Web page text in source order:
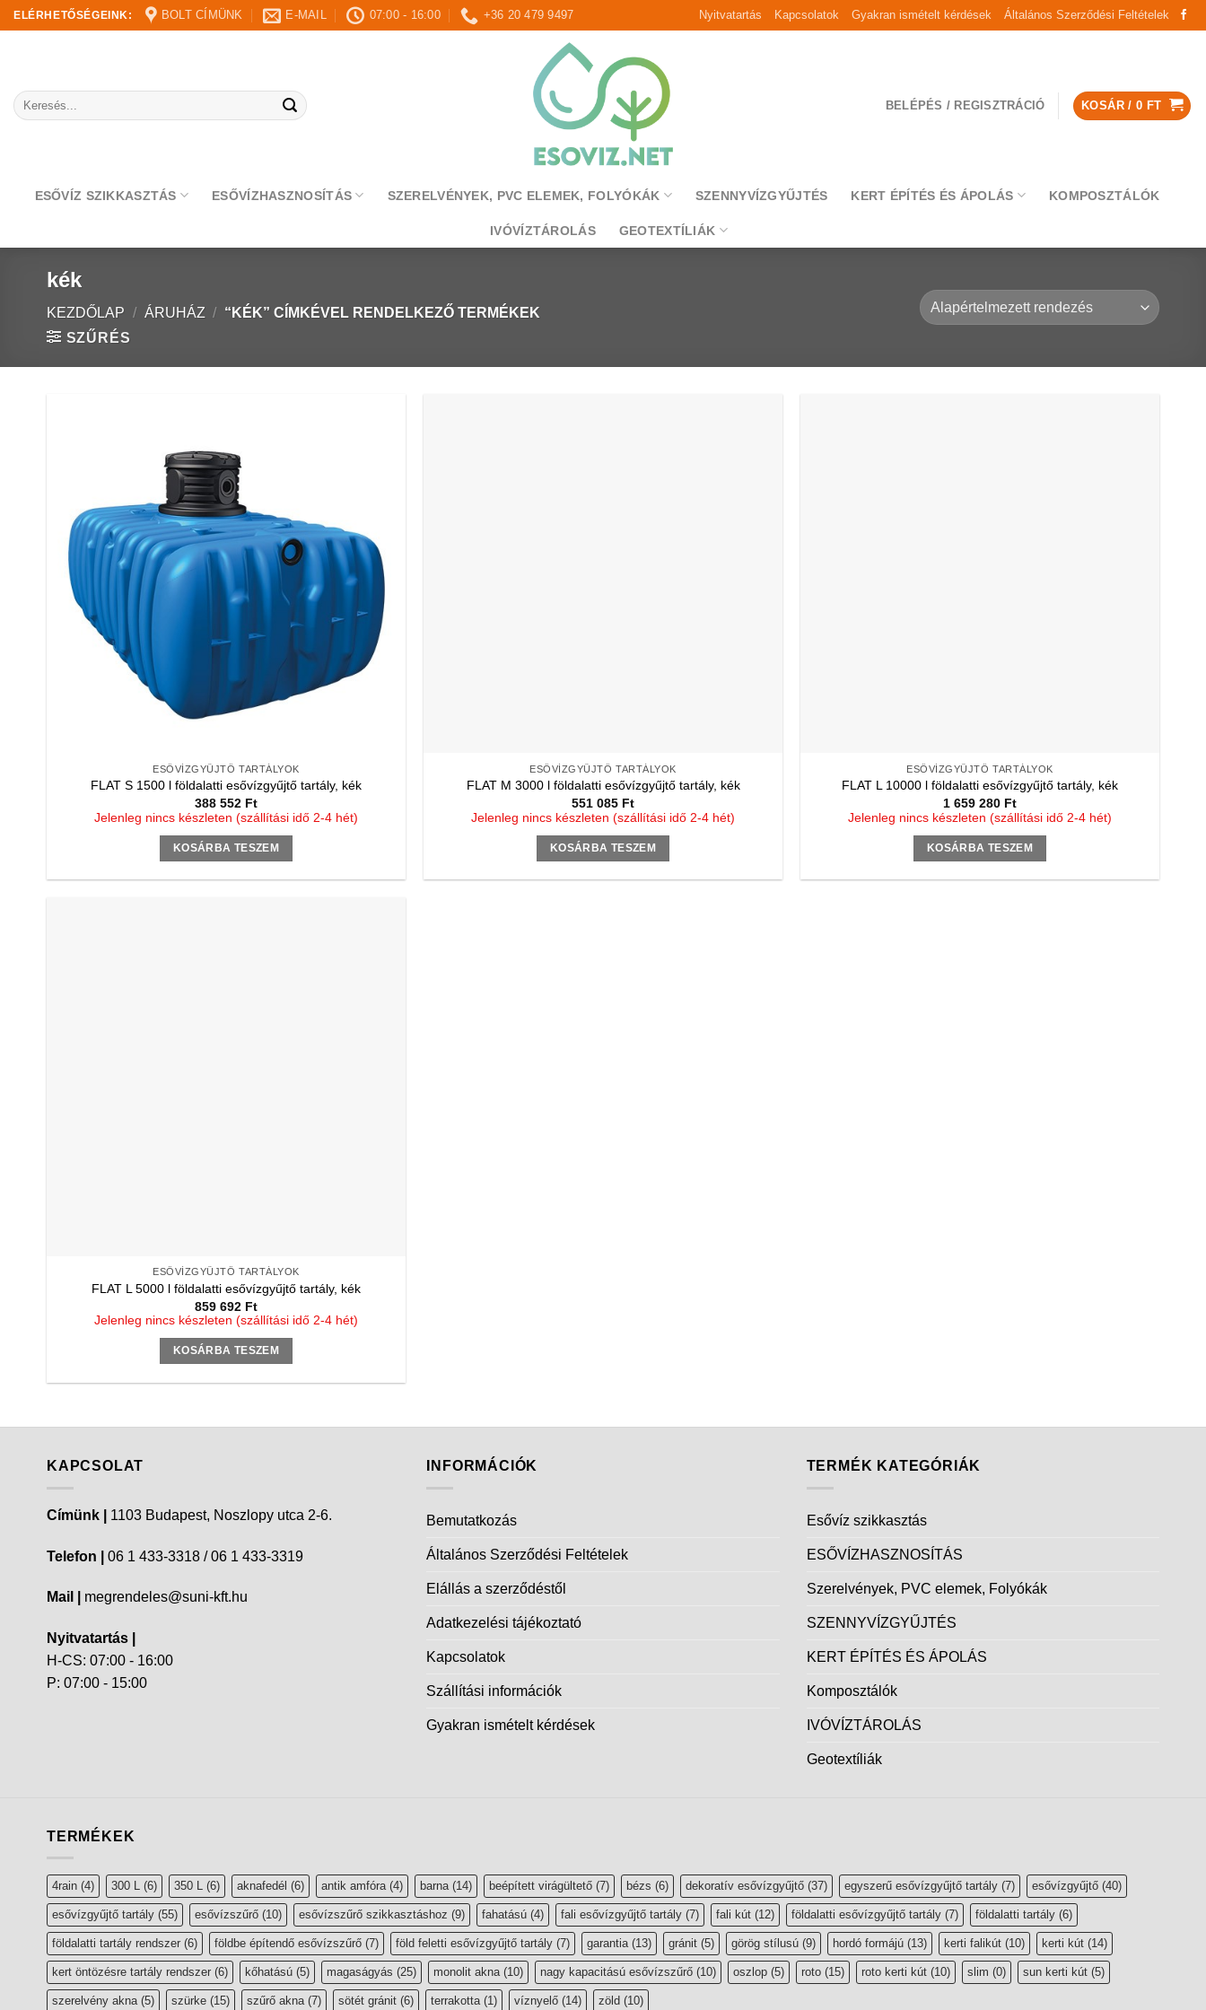
Skip
to
ELÉRHETŐSÉGEINK: BOLT CÍMÜNK E-MAIL 07:00 - 16:00 +36 20 479 9497 Nyitvatartás Kapcsolatok Gyakran ismételt kérdések Általános Szerződési Feltételek
Keresés
a
BELÉPÉS / REGISZTRÁCIÓ KOSÁR /0 FT
ESŐVÍZ SZIKKASZTÁS ESŐVÍZHASZNOSÍTÁS SZERELVÉNYEK, PVC ELEMEK, FOLYÓKÁK SZENNYVÍZGYŰJTÉS KERT ÉPÍTÉS ÉS ÁPOLÁS KOMPOSZTÁLÓK
IVÓVÍZTÁROLÁS GEOTEXTÍLIÁK
kék
KEZDŐLAP / ÁRUHÁZ / “KÉK” CÍMKÉVEL RENDELKEZŐ TERMÉKEK
SZŰRÉS
ESŐVÍZGYŰJTŐ TARTÁLYOK
FLAT S 1500 l földalatti esővízgyűjtő tartály, kék
388 552 Ft
Jelenleg nincs készleten (szállítási idő 2-4 hét)
KOSÁRBA TESZEM
ESŐVÍZGYŰJTŐ TARTÁLYOK
FLAT M 3000 l földalatti esővízgyűjtő tartály, kék
551 085 Ft
Jelenleg nincs készleten (szállítási idő 2-4 hét)
KOSÁRBA TESZEM
ESŐVÍZGYŰJTŐ TARTÁLYOK
FLAT L 10000 l földalatti esővízgyűjtő tartály, kék
1 659 280 Ft
Jelenleg nincs készleten (szállítási idő 2-4 hét)
KOSÁRBA TESZEM
ESŐVÍZGYŰJTŐ TARTÁLYOK
FLAT L 5000 l földalatti esővízgyűjtő tartály, kék
859 692 Ft
Jelenleg nincs készleten (szállítási idő 2-4 hét)
KOSÁRBA TESZEM
KAPCSOLAT
Címünk | 1103 Budapest, Noszlopy utca 2-6.
Telefon | 06 1 433-3318 / 06 1 433-3319
Mail | megrendeles@suni-kft.hu
Nyitvatartás |
H-CS: 07:00 - 16:00
P: 07:00 - 15:00
INFORMÁCIÓK
Bemutatkozás
Általános Szerződési Feltételek
Elállás a szerződéstől
Adatkezelési tájékoztató
Kapcsolatok
Szállítási információk
Gyakran ismételt kérdések
TERMÉK KATEGÓRIÁK
Esővíz szikkasztás
ESŐVÍZHASZNOSÍTÁS
Szerelvények, PVC elemek, Folyókák
SZENNYVÍZGYŰJTÉS
KERT ÉPÍTÉS ÉS ÁPOLÁS
Komposztálók
IVÓVÍZTÁROLÁS
Geotextíliák
TERMÉKEK
4rain (4) 300 L (6) 350 L (6) aknafedél (6) antik amfóra(4) barna(14) beépített virágültető (7) bézs (6) dekoratív esővízgyűjtő (37) egyszerű esővízgyűjtő tartály (7) esővízgyűjtő (40)
esővízgyűjtő tartály (55) esővízszűrő (10) esővízszűrő szikkasztáshoz (9) fahatású (4) fali esővízgyűjtő tartály (7) fali kút (12) földalatti esővízgyűjtő tartály (7) földalatti tartály (6)
földalatti tartály rendszer (6) földbe építendő esővízszűrő (7) föld feletti esővízgyűjtő tartály (7) garantia(13) gránit (5) görög stílusú (9) hordó formájú (13) kerti falikút (10) kerti kút (14)
kert öntözésre tartály rendszer (6) kőhatású (5) magaságyás (25) monolit akna(10) nagy kapacitású esővízszűrő (10) oszlop (5) roto (15) roto kerti kút (10) slim (0) sun kerti kút (5)
szerelvény akna(5) szürke (15) szűrő akna(7) sötét gránit (6) terrakotta(1) víznyelő (14) zöld (10)